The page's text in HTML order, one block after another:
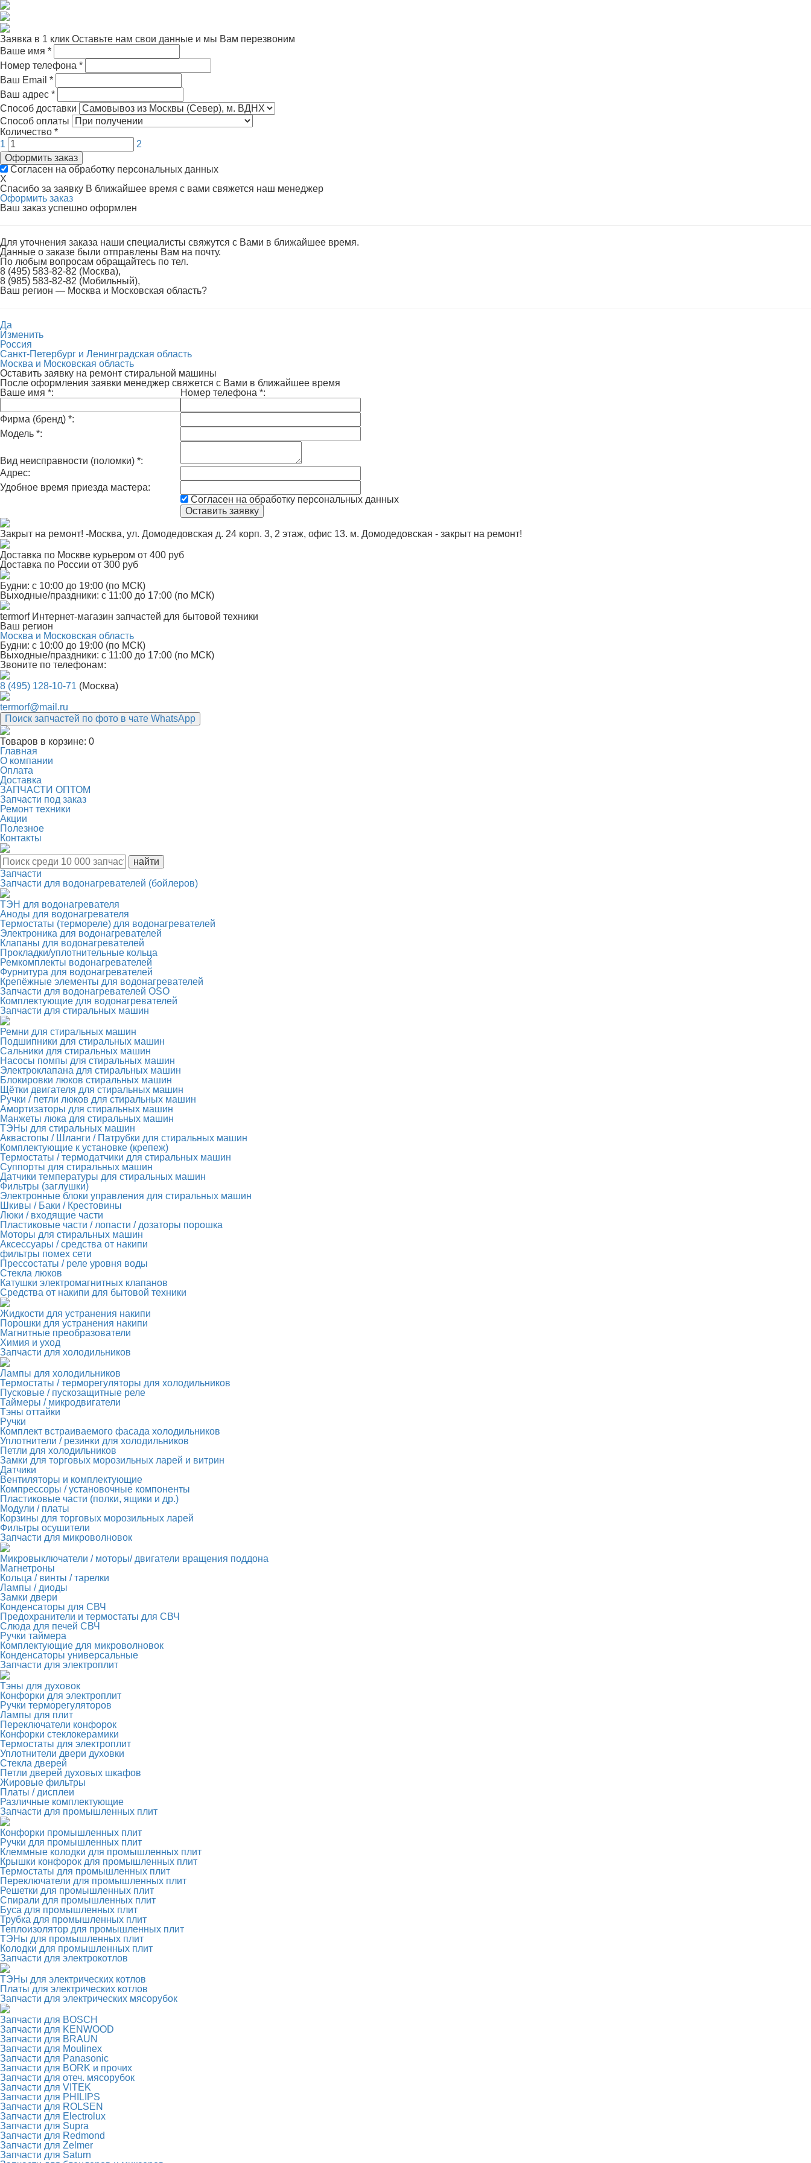
Заявка в 1 клик Оставьте нам свои данные и мы Вам перезвоним
Ваше имя *
Номер телефона *
Ваш Email *
Ваш адрес *
Способ доставки
Способ оплаты
Количество *
1
2
Оформить заказ
Согласен на обработку персональных данных
X
Спасибо за заявку В ближайшее время с вами свяжется наш менеджер
Оформить заказ
Ваш заказ успешно оформлен
Для уточнения заказа наши специалисты свяжутся с Вами в ближайшее время.
Данные о заказе были отправлены Вам на почту.
По любым вопросам обращайтесь по тел.
8 (495) 583-82-82 (Москва),
8 (985) 583-82-82 (Мобильный),
Ваш регион — Москва и Московская область?
Да
Изменить
Россия
Санкт-Петербург и Ленинградская область
Москва и Московская область
Оставить заявку на ремонт стиральной машины
После оформления заявки менеджер свяжется с Вами в ближайшее время
Ваше имя *: Номер телефона *:
Фирма (бренд) *:
Модель *:
Вид неисправности (поломки) *:
Адрес:
Удобное время приезда мастера:
Согласен на обработку персональных данных
Закрыт на ремонт! -Москва, ул. Домодедовская д. 24 корп. 3, 2 этаж, офис 13. м. Домодедовская - закрыт на ремонт!
Доставка по Москве курьером от 400 руб
Доставка по России от 300 руб
Будни: с 10:00 до 19:00 (по МСК)
Выходные/праздники: с 11:00 до 17:00 (по МСК)
termorf Интернет-магазин запчастей для бытовой техники
Ваш регион
Москва и Московская область
Будни: с 10:00 до 19:00 (по МСК)
Выходные/праздники: с 11:00 до 17:00 (по МСК)
Звоните по телефонам:
8 (495) 128-10-71 (Москва)
termorf@mail.ru
Поиск запчастей по фото в чате WhatsApp
Товаров в корзине: 0
Главная
О компании
Оплата
Доставка
ЗАПЧАСТИ ОПТОМ
Запчасти под заказ
Ремонт техники
Акции
Полезное
Контакты
Запчасти
Запчасти для водонагревателей (бойлеров)
ТЭН для водонагревателя
Аноды для водонагревателя
Термостаты (термореле) для водонагревателей
Электроника для водонагревателей
Клапаны для водонагревателей
Прокладки/уплотнительные кольца
Ремкомплекты водонагревателей
Фурнитура для водонагревателей
Крепёжные элементы для водонагревателей
Запчасти для водонагревателей OSO
Комплектующие для водонагревателей
Запчасти для стиральных машин
Ремни для стиральных машин
Подшипники для стиральных машин
Сальники для стиральных машин
Насосы помпы для стиральных машин
Электроклапана для стиральных машин
Блокировки люков стиральных машин
Щётки двигателя для стиральных машин
Ручки / петли люков для стиральных машин
Амортизаторы для стиральных машин
Манжеты люка для стиральных машин
ТЭНы для стиральных машин
Аквастопы / Шланги / Патрубки для стиральных машин
Комплектующие к установке (крепеж)
Термостаты / термодатчики для стиральных машин
Суппорты для стиральных машин
Датчики температуры для стиральных машин
Фильтры (заглушки)
Электронные блоки управления для стиральных машин
Шкивы / Баки / Крестовины
Люки / входящие части
Пластиковые части / лопасти / дозаторы порошка
Моторы для стиральных машин
Аксессуары / средства от накипи
фильтры помех сети
Прессостаты / реле уровня воды
Стекла люков
Катушки электромагнитных клапанов
Средства от накипи для бытовой техники
Жидкости для устранения накипи
Порошки для устранения накипи
Магнитные преобразователи
Химия и уход
Запчасти для холодильников
Лампы для холодильников
Термостаты / терморегуляторы для холодильников
Пусковые / пускозащитные реле
Таймеры / микродвигатели
Тэны оттайки
Ручки
Комплект встраиваемого фасада холодильников
Уплотнители / резинки для холодильников
Петли для холодильников
Замки для торговых морозильных ларей и витрин
Датчики
Вентиляторы и комплектующие
Компрессоры / установочные компоненты
Пластиковые части (полки, ящики и др.)
Модули / платы
Корзины для торговых морозильных ларей
Фильтры осушители
Запчасти для микроволновок
Микровыключатели / моторы/ двигатели вращения поддона
Магнетроны
Кольца / винты / тарелки
Лампы / диоды
Замки двери
Конденсаторы для СВЧ
Предохранители и термостаты для СВЧ
Слюда для печей СВЧ
Ручки таймера
Комплектующие для микроволновок
Конденсаторы универсальные
Запчасти для электроплит
Тэны для духовок
Конфорки для электроплит
Ручки терморегуляторов
Лампы для плит
Переключатели конфорок
Конфорки стеклокерамики
Термостаты для электроплит
Уплотнители двери духовки
Стекла дверей
Петли дверей духовых шкафов
Жировые фильтры
Платы / дисплеи
Различные комплектующие
Запчасти для промышленных плит
Конфорки промышленных плит
Ручки для промышленных плит
Клеммные колодки для промышленных плит
Крышки конфорок для промышленных плит
Термостаты для промышленных плит
Переключатели для промышленных плит
Решетки для промышленных плит
Спирали для промышленных плит
Буса для промышленных плит
Трубка для промышленных плит
Теплоизолятор для промышленных плит
ТЭНы для промышленных плит
Колодки для промышленных плит
Запчасти для электрокотлов
ТЭНы для электрических котлов
Платы для электрических котлов
Запчасти для электрических мясорубок
Запчасти для BOSCH
Запчасти для KENWOOD
Запчасти для BRAUN
Запчасти для Moulinex
Запчасти для Panasonic
Запчасти для BORK и прочих
Запчасти для отеч. мясорубок
Запчасти для VITEK
Запчасти для PHILIPS
Запчасти для ROLSEN
Запчасти для Electrolux
Запчасти для Supra
Запчасти для Redmond
Запчасти для Zelmer
Запчасти для Saturn